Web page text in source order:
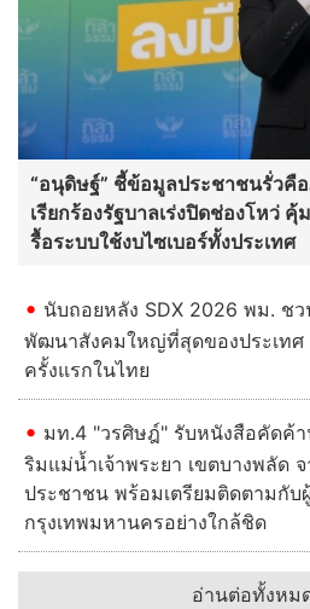
“อนุดิษฐ์” ชี้ข้อมูลประชาชนรั่วคื
เรียกร้องรัฐบาลเร่งปิดช่องโหว่ คุ้
รื้อระบบใช้งบไซเบอร์ทั้งประเทศ
นับถอยหลัง SDX 2026 พม. ช
พัฒนาสังคมใหญ่ที่สุดของประเท
ครั้งแรกในไทย
มท.4 "วรศิษฎ์" รับหนังสือคัดค้
ริมแม่น้ำเจ้าพระยา เขตบางพลัด
ประชาชน พร้อมเตรียมติดตามกับ
กรุงเทพมหานครอย่างใกล้ชิด
อ่านต่อทั้งหม